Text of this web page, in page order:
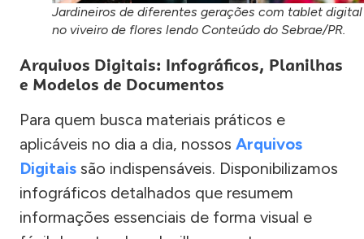
Jardineiros de diferentes gerações com tablet digital
no viveiro de flores lendo Conteúdo do Sebrae/PR.
Arquivos Digitais: Infográficos, Planilhas
e Modelos de Documentos
Para quem busca materiais práticos e
aplicáveis no dia a dia, nossos Arquivos
Digitais são indispensáveis. Disponibilizamos
infográficos detalhados que resumem
informações essenciais de forma visual e